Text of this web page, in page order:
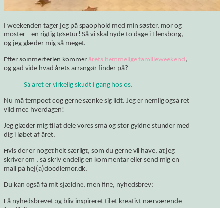
I weekenden tager jeg på spaophold med min søster, mor og
moster – en rigtig tøsetur! Så vi skal nyde to dage i Flensborg,
og jeg glæder mig så meget.
Efter sommerferien kommer årets hemmelige familieweekend ,
og gad vide hvad årets arrangør finder på?
Så året er virkelig skudt i gang hos os.
Nu må tempoet dog gerne sænke sig lidt. Jeg er nemlig også ret
vild med hverdagen!
Jeg glæder mig til at dele vores små og stor gyldne stunder med
dig i løbet af året.
Hvis der er noget helt særligt, som du gerne vil have, at jeg
skriver om , så skriv endelig en kommentar eller send mig en
mail på hej(a)doodlemor.dk.
Du kan også få mit sjældne, men fine, nyhedsbrev:
Få nyhedsbrevet og bliv inspireret til et kreativt nærværende